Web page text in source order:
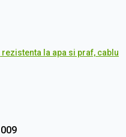
la apa si praf, cablu